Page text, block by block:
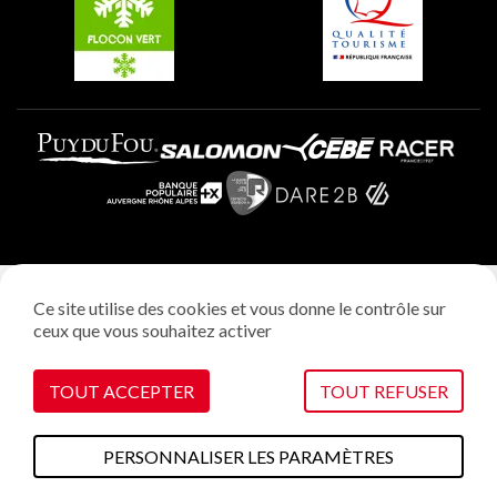
Plagne Aime 2000
Gestion des cookies
Ce site utilise des cookies et vous donne le contrôle sur
ceux que vous souhaitez activer
TOUT ACCEPTER TOUT REFUSER
PERSONNALISER LES PARAMÈTRES